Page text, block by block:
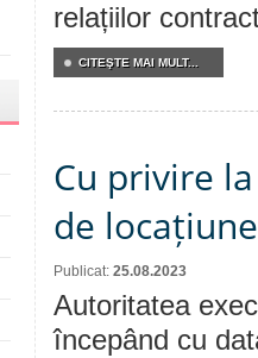
relațiilor
CITEŞTE MAI MULT...
Cu privire
de
Publicat: 25.08.2023
Autoritatea
începând cu